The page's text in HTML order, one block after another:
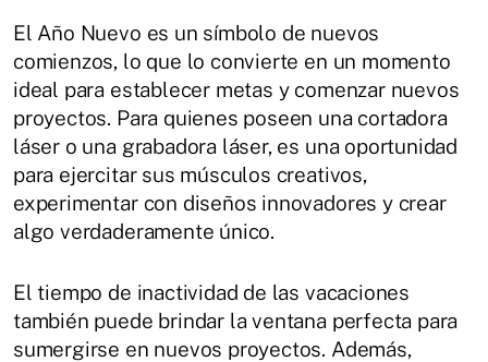
El Año Nuevo es un símbolo de nuevos
comienzos, lo que lo convierte en un momento
ideal para establecer metas y comenzar nuevos
proyectos. Para quienes poseen una cortadora
láser o una grabadora láser, es una oportunidad
para ejercitar sus músculos creativos,
experimentar con diseños innovadores y crear
algo verdaderamente único.
El tiempo de inactividad de las vacaciones
también puede brindar la ventana perfecta para
sumergirse en nuevos proyectos. Además,